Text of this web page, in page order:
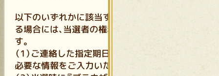
以下のいずれかに該当する又はそのおそれがあ
る場合には、当選者の権利を取り消すものとしま
す。
（1）ご連絡した指定期日までに、賞品発送の為に
必要な情報をご入力いただけなかった場合。